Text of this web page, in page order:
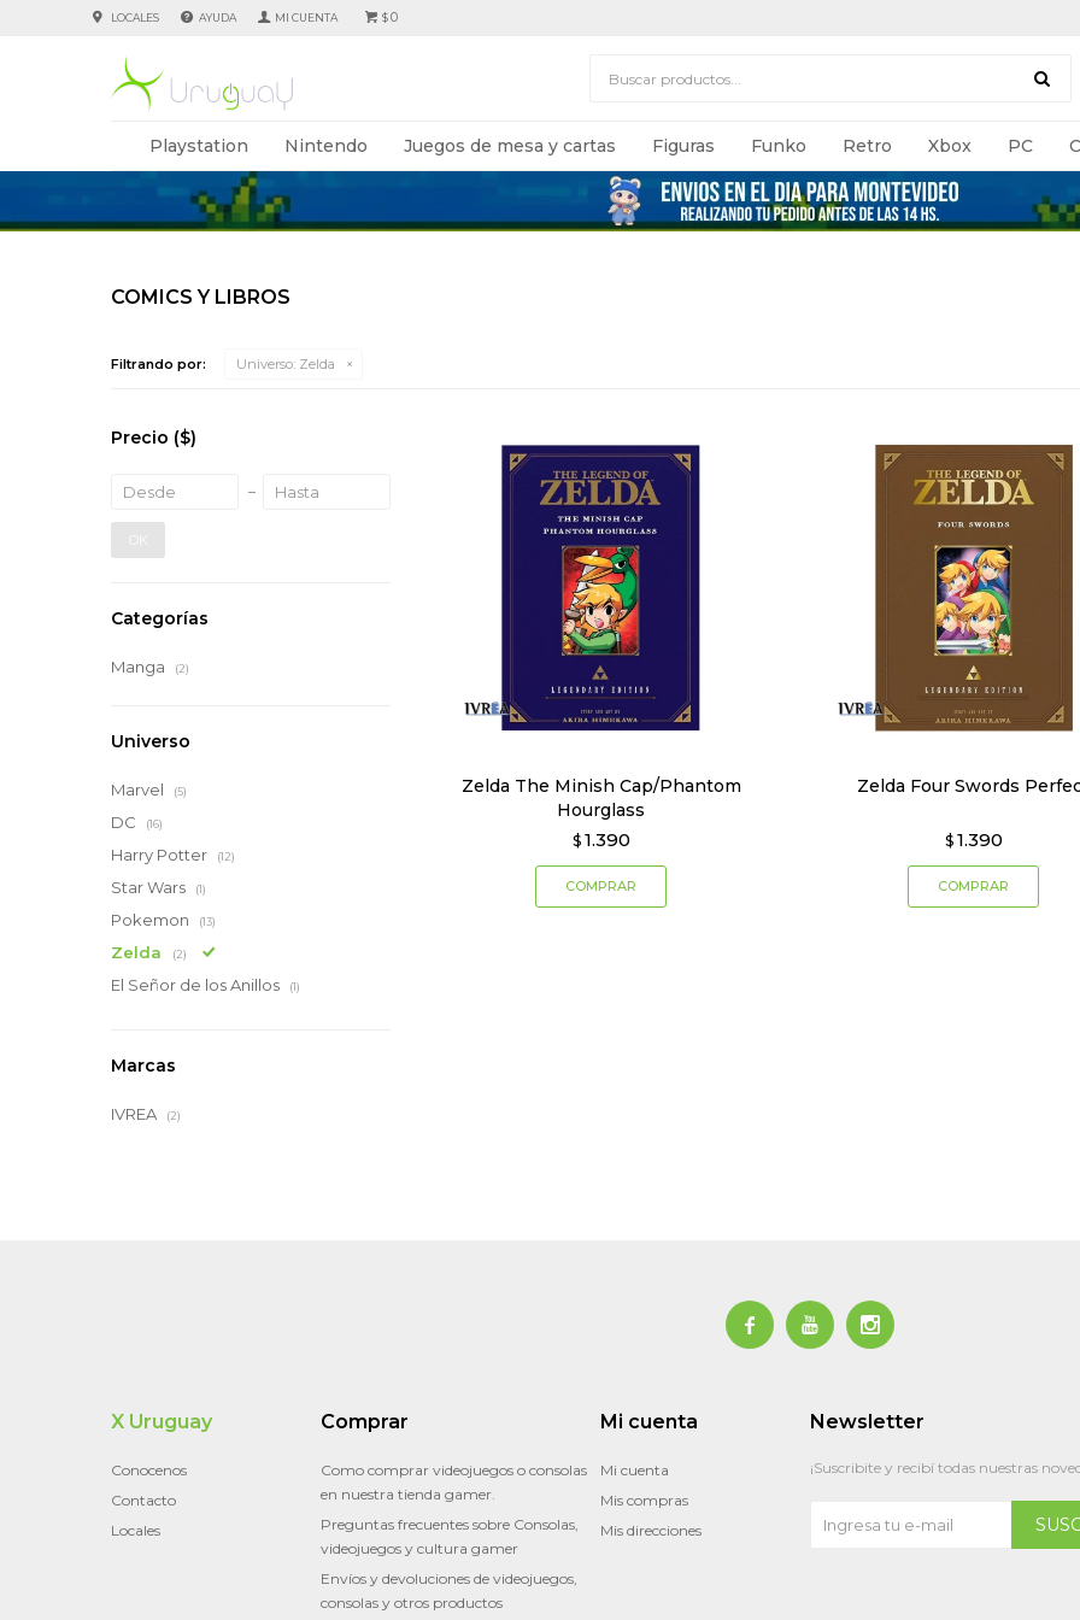
Playstation Nintendo Juegos de mesa y cartas Figuras Funko Retro Xbox PC
$0
LOCALES AYUDA
COMICS Y LIBROS
Filtrando por: Universo: Zelda
Zelda The Minish Cap/Phantom
Hourglass
$ 1.390
Zelda Four Swords
$ 1.390
Categorías
Manga (2)
Marcas
IVREA (2)
Precio ($)
OK
Universo
Marvel (5)
DC (16)
Harry Potter (12)
Star Wars (1)
Pokemon (13)
Zelda (2)
El Señor de los Anillos (1)
  
X Uruguay
Conocenos
Contacto
Locales
Comprar
Como comprar videojuegos o consolas
en nuestra tienda gamer.
Preguntas frecuentes sobre Consolas,
videojuegos y cultura gamer
Envíos y devoluciones de videojuegos,
consolas y otros productos
Mi cuenta
Mi cuenta
Mis compras
Mis direcciones
Newsletter
¡Suscribite y recibí todas nuestras